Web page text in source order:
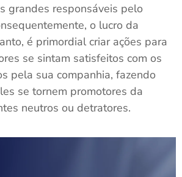
grandes responsáveis pelo
o lucro da
é primordial criar ações para
se sintam satisfeitos com os
pela sua companhia, fazendo
se tornem promotores da
neutros ou detratores.